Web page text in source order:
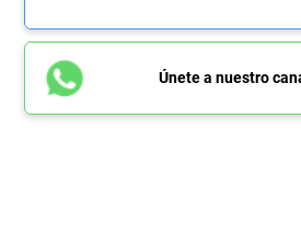
Únete a nuestro